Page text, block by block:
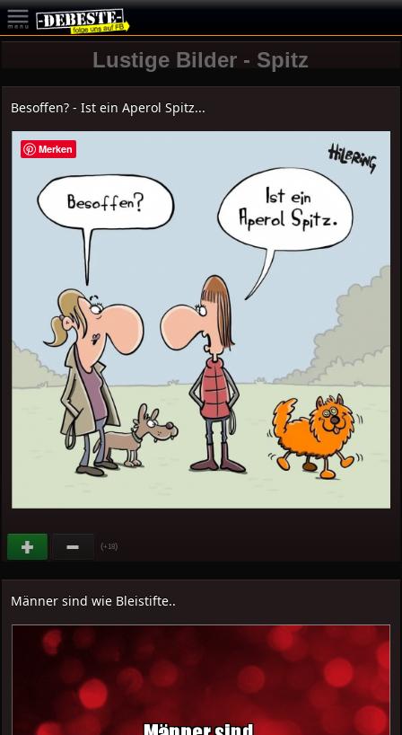
Lustige Bilder - Spitz
Besoffen? - Ist ein Aperol Spitz...
(+18)
Männer sind wie Bleistifte..
Merken